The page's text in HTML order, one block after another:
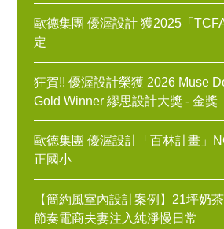
歐德集團 優渥設計 獲2025「
定
狂賀!! 優渥設計榮獲 2026 Muse
Gold Winner 繆思設計大獎 - 金獎
歐德集團 優渥設計「百林計畫」
正國小
【簡約風室內設計案例】21坪奶
節奏電商夫妻注入純淨慢日常